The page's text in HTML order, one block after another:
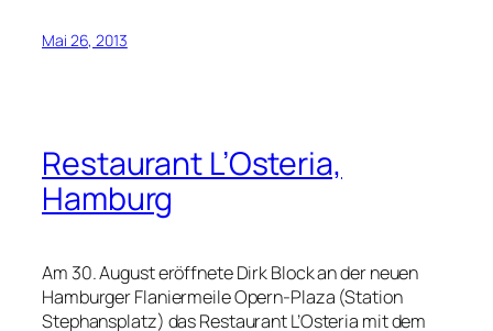
Mai 26, 2013
Restaurant L’Osteria,
Hamburg
Am 30. August eröffnete Dirk Block an der neuen
Hamburger Flaniermeile Opern-Plaza (Station
Stephansplatz) das Restaurant L’Osteria mit dem